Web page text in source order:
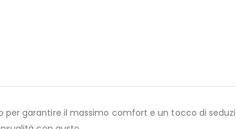
garantire il massimo comfort e un tocco di